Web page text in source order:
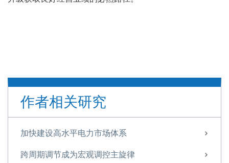
作者相关研究
加快建设高水平电力市场体系
跨周期调节成为宏观调控主旋律